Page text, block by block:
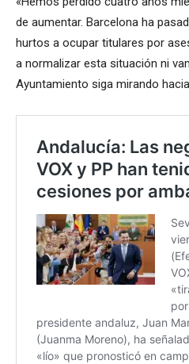
de aumentar. Barcelona ha
hurtos a ocupar titulares por
a normalizar esta situación ni
Ayuntamiento siga mirando